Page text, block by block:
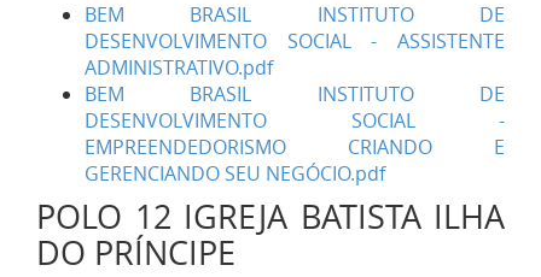
BEM BRASIL INSTITUTO DE
DESENVOLVIMENTO SOCIAL - ASSISTENTE
ADMINISTRATIVO.pdf
BEM BRASIL INSTITUTO DE
DESENVOLVIMENTO SOCIAL -
EMPREENDEDORISMO CRIANDO E
GERENCIANDO SEU NEGÓCIO.pdf
POLO 12 IGREJA BATISTA ILHA
DO PRÍNCIPE